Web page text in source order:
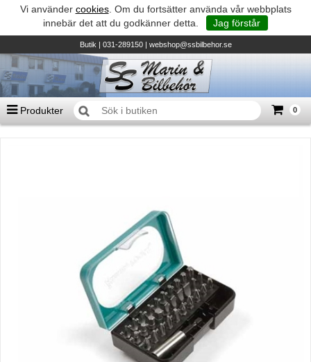
Vi använder cookies. Om du fortsätter använda vår webbplats
innebär det att du godkänner detta.
Jag förstår
Butik| 031-289150 | webshop@ssbilbehor.se
Produkter 0
Suzumar - Gummibåtar
Honda - Utombordare
HonWave - Gummibåtar
Honda - Elverk & Pumpar
Tohatsu - Utombordare